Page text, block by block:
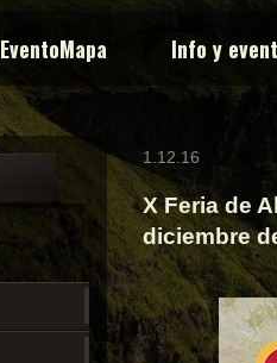
EventoMapa Info y
1.12.16
X Feria de
diciembre